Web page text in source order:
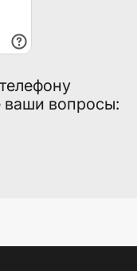
ваши вопросы: